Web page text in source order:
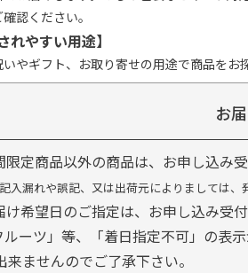
認ください。
れやすい用途】
やギフト、お取り寄せの用途で商品をお
お
限定商品以外の商品は、お申し込み
入漏れや誤記、又は出荷元によりましては、
け希望日のご指定は、お申し込み受
ルーツ」等、「着日指定不可」の表
来ませんのでご了承下さい。